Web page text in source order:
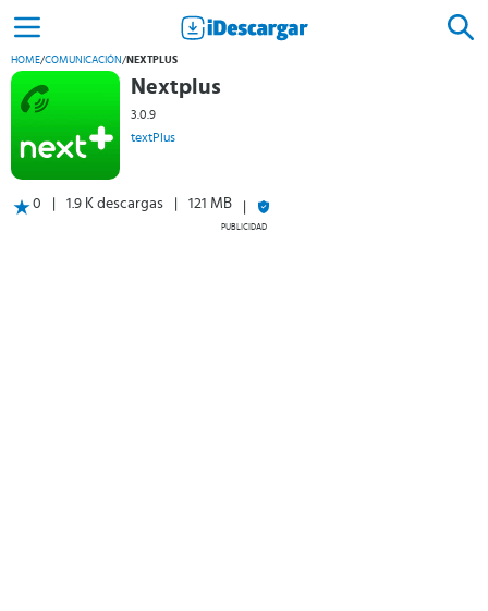
HOME/COMUNICACIÓN/ NEXTPLUS
Nextplus
3.0.9
textPlus
0 1.9 K descargas 121 MB
PUBLICIDAD